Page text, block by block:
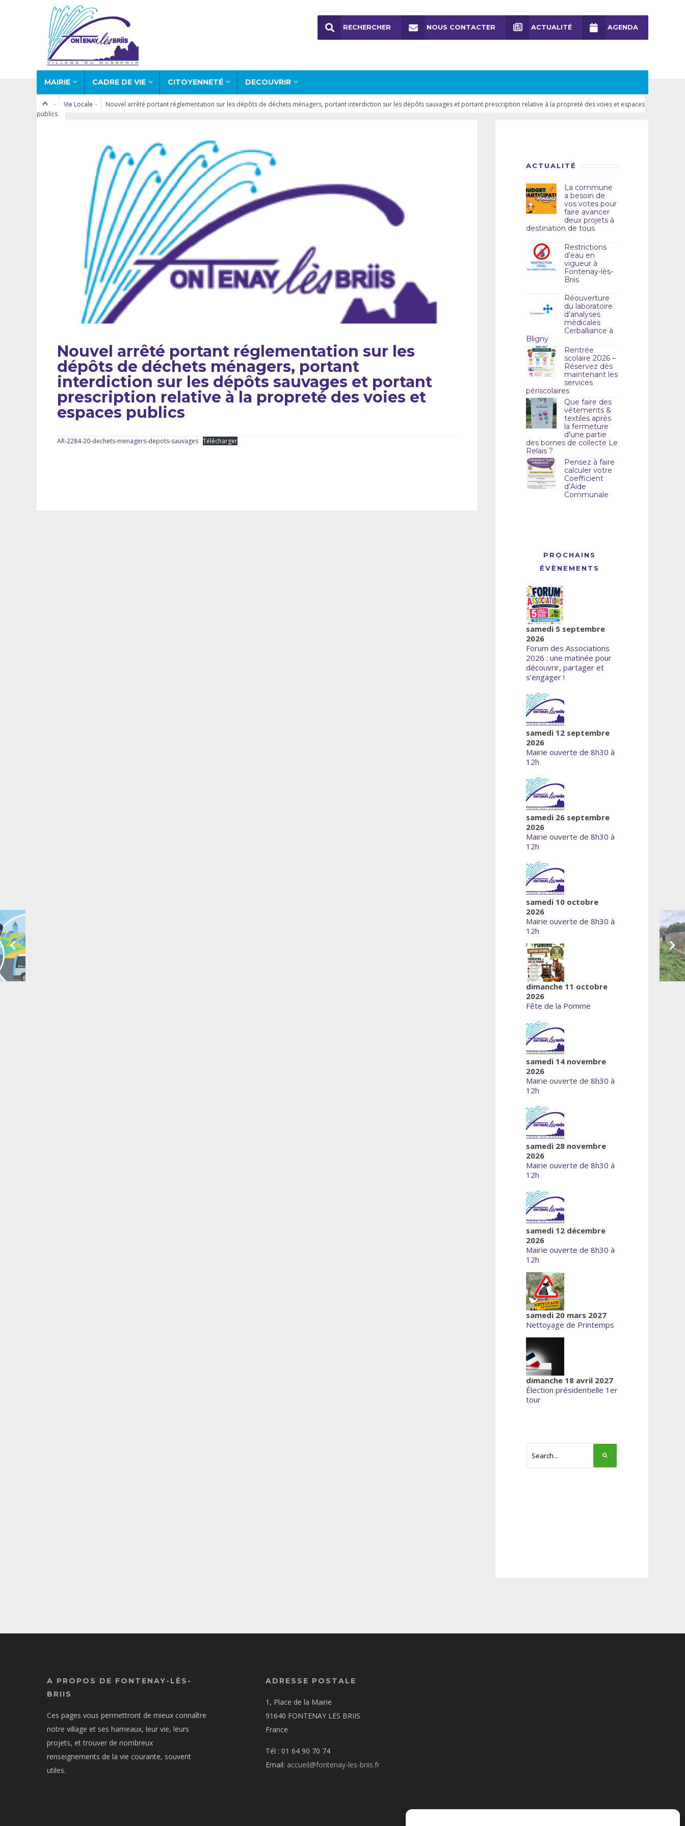
MAIRIE CADRE DE VIE CITOYENNETÉ DECOUVRIR
RECHERCHER NOUS CONTACTER ACTUALITÉ AGENDA
Vie Locale
Nouvel arrêté portant réglementation sur les dépôts de déchets ménagers, portant interdiction sur les dépôts sauvages et portant prescription relative à la propreté des voies et espaces
publics
Nouvel arrêté portant réglementation sur les
dépôts de déchets ménagers, portant
interdiction sur les dépôts sauvages et portant
prescription relative à la propreté des voies et
espaces publics
AR-2284-20-dechets-menagers-depots-sauvages Télécharger
ACTUALITÉ
La commune
a besoin de
vos votes pour
faire avancer
deux projets à
destination de tous
Restrictions
d’eau en
vigueur à
Fontenay-lès-
Briis
Réouverture
du laboratoire
d’analyses
médicales
Cerballiance à
Bligny
Rentrée
scolaire 2026 –
Réservez dès
maintenant les
services
périscolaires
Que faire des
vêtements &
textiles après
la fermeture
d’une partie
des bornes de collecte Le
Relais ?
Pensez à faire
calculer votre
Coefficient
d’Aide
Communale
PROCHAINS
ÉVÈNEMENTS
samedi 5 septembre
2026
Forum des Associations
2026 : une matinée pour
découvrir, partager et
s’engager !
samedi 12 septembre
2026
Mairie ouverte de 8h30 à
12h
samedi 26 septembre
2026
Mairie ouverte de 8h30 à
12h
samedi 10 octobre
2026
Mairie ouverte de 8h30 à
12h
dimanche 11 octobre
2026
Fête de la Pomme
samedi 14 novembre
2026
Mairie ouverte de 8h30 à
12h
samedi 28 novembre
2026
Mairie ouverte de 8h30 à
12h
samedi 12 décembre
2026
Mairie ouverte de 8h30 à
12h
samedi 20 mars 2027
Nettoyage de Printemps
dimanche 18 avril 2027
Élection présidentielle 1er
tour
A PROPOS DE FONTENAY-LÈS-
BRIIS
Ces pages vous permettront de mieux connaître
notre village et ses hameaux, leur vie, leurs
projets, et trouver de nombreux
renseignements de la vie courante, souvent
utiles.
ADRESSE POSTALE
1, Place de la Mairie
91640 FONTENAY LES BRIIS
France
Tél : 01 64 90 70 74
Email: accueil@fontenay-les-briis.fr